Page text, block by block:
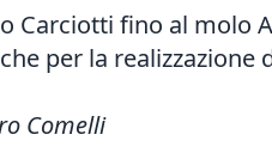
Carciotti fino al molo
per la realizzazione
Comelli